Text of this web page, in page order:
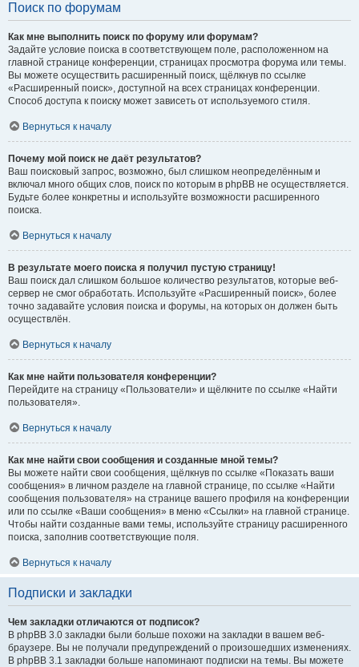
Поиск по форумам
Как мне выполнить поиск по форуму или форумам?
Задайте условие поиска в соответствующем поле, расположенном на
главной странице конференции, страницах просмотра форума или темы.
Вы можете осуществить расширенный поиск, щёлкнув по ссылке
«Расширенный поиск», доступной на всех страницах конференции.
Способ доступа к поиску может зависеть от используемого стиля.
Вернуться к началу
Почему мой поиск не даёт результатов?
Ваш поисковый запрос, возможно, был слишком неопределённым и
включал много общих слов, поиск по которым в phpBB не осуществляется.
Будьте более конкретны и используйте возможности расширенного
поиска.
Вернуться к началу
В результате моего поиска я получил пустую страницу!
Ваш поиск дал слишком большое количество результатов, которые веб-
сервер не смог обработать. Используйте «Расширенный поиск», более
точно задавайте условия поиска и форумы, на которых он должен быть
осуществлён.
Вернуться к началу
Как мне найти пользователя конференции?
Перейдите на страницу «Пользователи» и щёлкните по ссылке «Найти
пользователя».
Вернуться к началу
Как мне найти свои сообщения и созданные мной темы?
Вы можете найти свои сообщения, щёлкнув по ссылке «Показать ваши
сообщения» в личном разделе на главной странице, по ссылке «Найти
сообщения пользователя» на странице вашего профиля на конференции
или по ссылке «Ваши сообщения» в меню «Ссылки» на главной странице.
Чтобы найти созданные вами темы, используйте страницу расширенного
поиска, заполнив соответствующие поля.
Вернуться к началу
Подписки и закладки
Чем закладки отличаются от подписок?
В phpBB 3.0 закладки были больше похожи на закладки в вашем веб-
браузере. Вы не получали предупреждений о произошедших изменениях.
В phpBB 3.1 закладки больше напоминают подписки на темы. Вы можете